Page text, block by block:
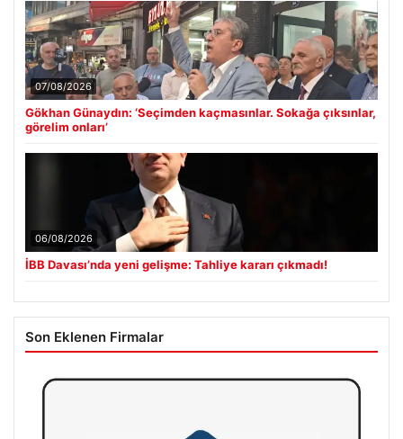
07/08/2026
Gökhan Günaydın: ‘Seçimden kaçmasınlar. Sokağa çıksınlar,
görelim onları’
06/08/2026
İBB Davası’nda yeni gelişme: Tahliye kararı çıkmadı!
Son Eklenen Firmalar